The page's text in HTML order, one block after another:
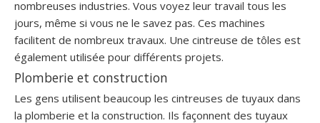
nombreuses industries. Vous voyez leur travail tous les
jours, même si vous ne le savez pas. Ces machines
facilitent de nombreux travaux. Une cintreuse de tôles est
également utilisée pour différents projets.
Plomberie et construction
Les gens utilisent beaucoup les cintreuses de tuyaux dans
la plomberie et la construction. Ils façonnent des tuyaux